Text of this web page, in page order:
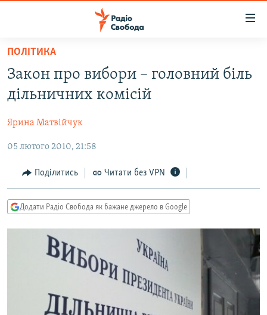
Перейти
основного
матеріалу
до
навігації
Перейти
пошуку
РАДІО СВОБОДА – 70 РОКІВ
ВСЕ ЗА ДОБУ
ПОЛІТИКА
ЕКОНОМІКА
СУСПІЛЬСТВО
СПОРТ
УКРАЇНА
ВІЙНА
РОСІЙСЬКА «ФІЛЬТРАЦІЯ»
ДОНБАС.РЕАЛІЇ
КРИМ.РЕАЛІЇ
ТИ ЯК?
КИТАЙ.ВИКЛИКИ
ПОЛІТИКА
Закон про вибори – головний біль
дільничних комісій
Ярина Матвійчук
05 лютого 2010, 21:58
Поділитись Читати без VPN
Додати Радіо Свобода як бажане джерело в Google